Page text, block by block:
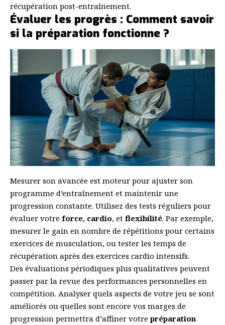
récupération post-entraînement.
Évaluer les progrès : Comment savoir
si la préparation fonctionne ?
Mesurer son avancée est moteur pour ajuster son
programme d’entraînement et maintenir une
progression constante. Utilisez des tests réguliers pour
évaluer votre force, cardio, et flexibilité. Par exemple,
mesurer le gain en nombre de répétitions pour certains
exercices de musculation, ou tester les temps de
récupération après des exercices cardio intensifs.
Des évaluations périodiques plus qualitatives peuvent
passer par la revue des performances personnelles en
compétition. Analyser quels aspects de votre jeu se sont
améliorés ou quelles sont encore vos marges de
progression permettra d’affiner votrepréparation